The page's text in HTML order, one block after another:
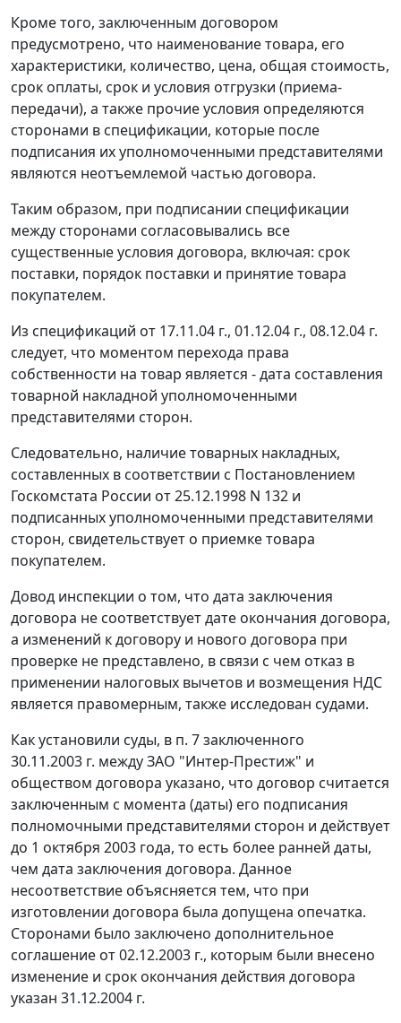
Кроме того, заключенным договором
предусмотрено, что наименование товара, его
характеристики, количество, цена, общая стоимость,
срок оплаты, срок и условия отгрузки (приема-
передачи), а также прочие условия определяются
сторонами в спецификации, которые после
подписания их уполномоченными представителями
являются неотъемлемой частью договора.
Таким образом, при подписании спецификации
между сторонами согласовывались все
существенные условия договора, включая: срок
поставки, порядок поставки и принятие товара
покупателем.
Из спецификаций от 17.11.04 г., 01.12.04 г., 08.12.04 г.
следует, что моментом перехода права
собственности на товар является - дата составления
товарной накладной уполномоченными
представителями сторон.
Следовательно, наличие товарных накладных,
составленных в соответствии с Постановлением
Госкомстата России от 25.12.1998 N 132 и
подписанных уполномоченными представителями
сторон, свидетельствует о приемке товара
покупателем.
Довод инспекции о том, что дата заключения
договора не соответствует дате окончания договора,
а изменений к договору и нового договора при
проверке не представлено, в связи с чем отказ в
применении налоговых вычетов и возмещения НДС
является правомерным, также исследован судами.
Как установили суды, в п. 7 заключенного
30.11.2003 г. между ЗАО "Интер-Престиж" и
обществом договора указано, что договор считается
заключенным с момента (даты) его подписания
полномочными представителями сторон и действует
до 1 октября 2003 года, то есть более ранней даты,
чем дата заключения договора. Данное
несоответствие объясняется тем, что при
изготовлении договора была допущена опечатка.
Сторонами было заключено дополнительное
соглашение от 02.12.2003 г., которым были внесено
изменение и срок окончания действия договора
указан 31.12.2004 г.